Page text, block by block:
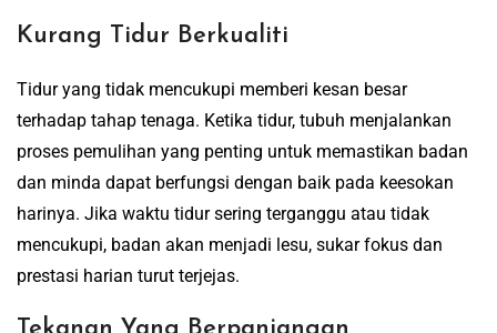
Kurang Tidur Berkualiti
Tidur yang tidak mencukupi memberi kesan besar
terhadap tahap tenaga. Ketika tidur, tubuh menjalankan
proses pemulihan yang penting untuk memastikan badan
dan minda dapat berfungsi dengan baik pada keesokan
harinya. Jika waktu tidur sering terganggu atau tidak
mencukupi, badan akan menjadi lesu, sukar fokus dan
prestasi harian turut terjejas.